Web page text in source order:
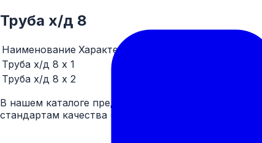
Труба х/д 8
Наименование Характеристика
Труба х/д 8 x 1
Труба х/д 8 x 2
В нашем каталоге представлен широкий
стандартам качества (ГОСТ).